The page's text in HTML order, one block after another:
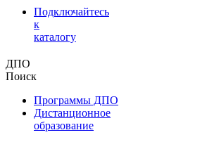
Подключайтесь
к
каталогу
ДПО
Поиск
Программы ДПО
Дистанционное
образование